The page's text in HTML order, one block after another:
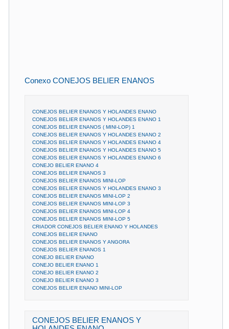
Conexo CONEJOS BELIER ENANOS
CONEJOS BELIER ENANOS Y HOLANDES ENANO
CONEJOS BELIER ENANOS Y HOLANDES ENANO 1
CONEJOS BELIER ENANOS ( MINI-LOP) 1
CONEJOS BELIER ENANOS Y HOLANDES ENANO 2
CONEJOS BELIER ENANOS Y HOLANDES ENANO 4
CONEJOS BELIER ENANOS Y HOLANDES ENANO 5
CONEJOS BELIER ENANOS Y HOLANDES ENANO 6
CONEJO BELIER ENANO 4
CONEJOS BELIER ENANOS 3
CONEJOS BELIER ENANOS MINI-LOP
CONEJOS BELIER ENANOS Y HOLANDES ENANO 3
CONEJOS BELIER ENANOS MINI-LOP 2
CONEJOS BELIER ENANOS MINI-LOP 3
CONEJOS BELIER ENANOS MINI-LOP 4
CONEJOS BELIER ENANOS MINI-LOP 5
CRIADOR CONEJOS BELIER ENANO Y HOLANDES
CONEJOS BELIER ENANO
CONEJOS BELIER ENANOS Y ANGORA
CONEJOS BELIER ENANOS 1
CONEJO BELIER ENANO
CONEJO BELIER ENANO 1
CONEJO BELIER ENANO 2
CONEJO BELIER ENANO 3
CONEJOS BELIER ENANO MINI-LOP
CONEJOS BELIER ENANOS Y